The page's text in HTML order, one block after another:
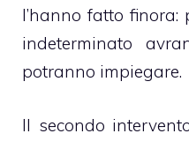
l’hanno fatto
indeterminato
potranno impiegare.
Il secondo